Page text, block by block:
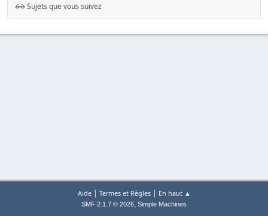
Sujets que vous suivez
Aide| Termes et Règles| En haut ▲
SMF 2.1.7 © 2026, Simple Machines